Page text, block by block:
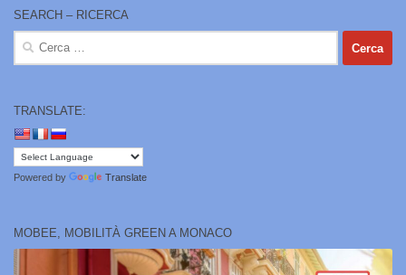
SEARCH – RICERCA
Ricerca
per:
TRANSLATE:
Powered by Translate
MOBEE, MOBILITÀ GREEN A MONACO